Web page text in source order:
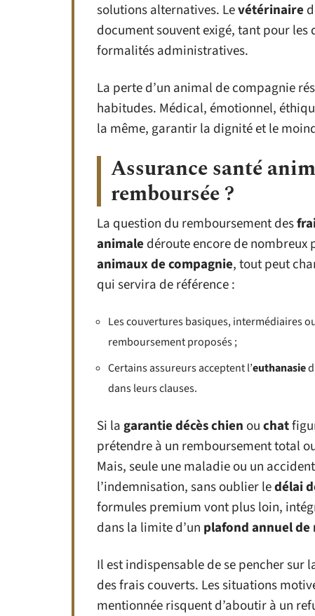
solutions alternatives. Levétérinaire
document souvent exigé, tant pour les
formalités administratives.
La perte d’un animal de compagnie
habitudes. Médical, émotionnel,
la même, garantir la dignité et le
Assurance santé
remboursée ?
La question du remboursement des
animale déroute encore de nombreux
animaux de compagnie, tout peut
qui servira de référence :
Les couvertures basiques, intermédiaires
remboursement proposés ;
Certains assureurs acceptent l’euthanasie
dans leurs clauses.
Si lagarantie décès chien ouchat
prétendre à un remboursement total
Mais, seule une maladie ou un
l’indemnisation, sans oublier ledélai
formules premium vont plus loin,
dans la limite d’un plafond annuel
Il est indispensable de se pencher sur
des frais couverts. Les situations
mentionnée risquent d’aboutir à un